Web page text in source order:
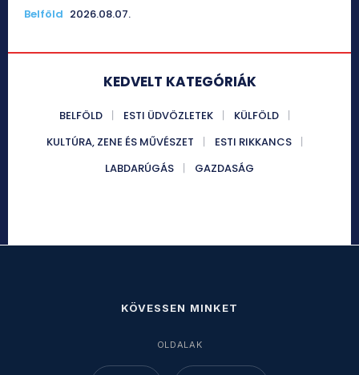
Belföld 2026.08.07.
KEDVELT KATEGÓRIÁK
BELFÖLD ESTI ÜDVÖZLETEK
KÜLFÖLD
KULTÚRA, ZENE ÉS MŰVÉSZET
ESTI RIKKANCS
LABDARÚGÁS
GAZDASÁG
KÖVESSEN MINKET
OLDALAK